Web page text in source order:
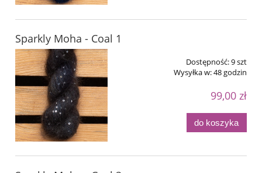
Sparkly Moha - Coal 1
Dostępność:9 szt
Wysyłka w:48 godzin
99,00 zł
do koszyka